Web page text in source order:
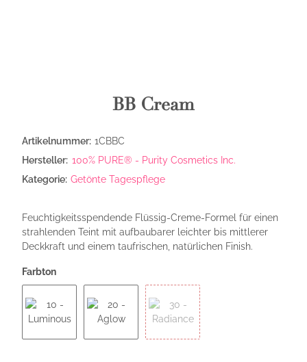
BB Cream
Artikelnummer: 1CBBC
Hersteller: 100% PURE® - Purity Cosmetics Inc.
Kategorie: Getönte Tagespflege
Feuchtigkeitsspendende Flüssig-Creme-Formel für einen
strahlenden Teint mit aufbaubarer leichter bis mittlerer
Deckkraft und einem taufrischen, natürlichen Finish.
Farbton